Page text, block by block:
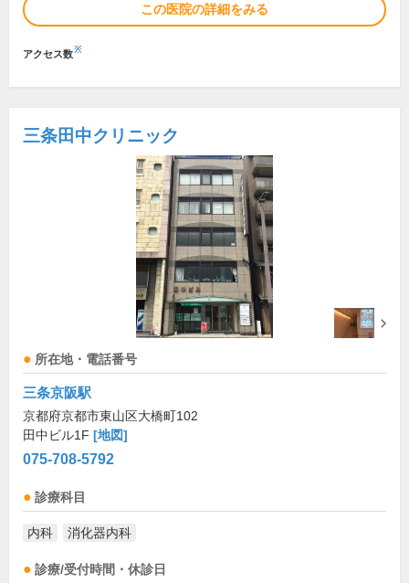
この医院の詳細をみる
アクセス数※
三条田中クリニック
所在地・電話番号
三条京阪駅
京都府京都市東山区大橋町102
田中ビル1F [地図]
075-708-5792
診療科目
内科 消化器内科
診療/受付時間・休診日